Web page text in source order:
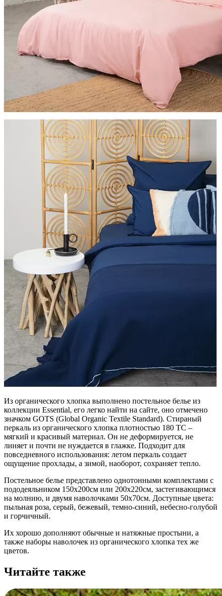
Из органического хлопка выполнено постельное белье из
коллекции Essential, его легко найти на сайте, оно отмечено
значком GOTS (Global Organic Textile Standard). Стираный
перкаль из органического хлопка плотностью 180 ТС –
мягкий и красивый материал. Он не деформируется, не
линяет и почти не нуждается в глажке. Подходит для
повседневного использования: летом перкаль создает
ощущение прохлады, а зимой, наоборот, сохраняет тепло.
Постельное белье представлено однотонными комплектами с
пододеяльником 150х200см или 200х220см, застегивающимся
на молнию, и двумя наволочками 50х70см. Доступные цвета:
пыльная роза, серый, бежевый, темно-синий, небесно-голубой
и горчичный.
Их хорошо дополняют обычные и натяжные простыни, а
также наборы наволочек из органического хлопка тех же
цветов.
Читайте также